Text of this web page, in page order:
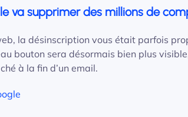
va supprimer des millions de
la désinscription vous était parfois
bouton sera désormais bien plus
à la fin d’un email.